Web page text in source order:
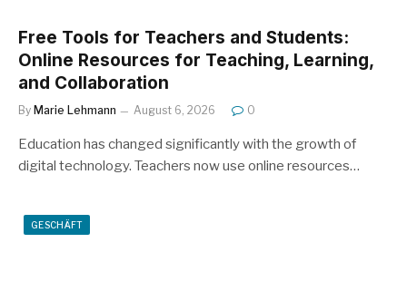
Free Tools for Teachers and Students:
Online Resources for Teaching, Learning,
and Collaboration
By Marie Lehmann August 6, 2026 0
Education has changed significantly with the growth of
digital technology. Teachers now use online resources…
GESCHÄFT